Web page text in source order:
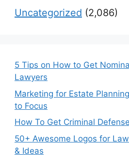
Uncategorized (2,086)
5 Tips on How to Get
Lawyers
Marketing for Estate
to Focus
How To Get Criminal
50+ Awesome Logos for
& Ideas